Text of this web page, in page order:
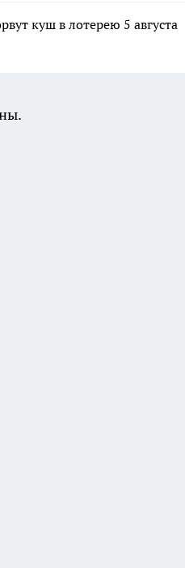
куш в лотерею 5 августа